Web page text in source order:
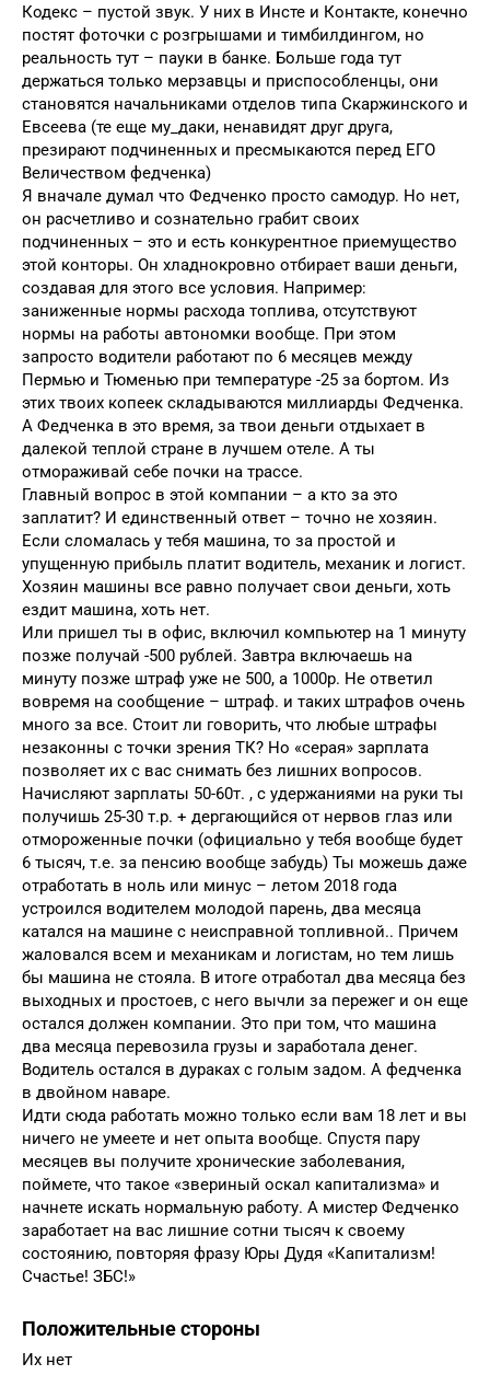
Кодекс – пустой звук. У них в Инсте и Контакте, конечно
постят фоточки с розгрышами и тимбилдингом, но
реальность тут – пауки в банке. Больше года тут
держаться только мерзавцы и приспособленцы, они
становятся начальниками отделов типа Скаржинского и
Евсеева (те еще му_даки, ненавидят друг друга,
презирают подчиненных и пресмыкаются перед ЕГО
Величеством федченка)
Я вначале думал что Федченко просто самодур. Но нет,
он расчетливо и сознательно грабит своих
подчиненных – это и есть конкурентное приемущество
этой конторы. Он хладнокровно отбирает ваши деньги,
создавая для этого все условия. Например:
заниженные нормы расхода топлива, отсутствуют
нормы на работы автономки вообще. При этом
запросто водители работают по 6 месяцев между
Пермью и Тюменью при температуре -25 за бортом. Из
этих твоих копеек складываются миллиарды Федченка.
А Федченка в это время, за твои деньги отдыхает в
далекой теплой стране в лучшем отеле. А ты
отмораживай себе почки на трассе.
Главный вопрос в этой компании – а кто за это
заплатит? И единственный ответ – точно не хозяин.
Если сломалась у тебя машина, то за простой и
упущенную прибыль платит водитель, механик и логист.
Хозяин машины все равно получает свои деньги, хоть
ездит машина, хоть нет.
Или пришел ты в офис, включил компьютер на 1 минуту
позже получай -500 рублей. Завтра включаешь на
минуту позже штраф уже не 500, а 1000р. Не ответил
вовремя на сообщение – штраф. и таких штрафов очень
много за все. Стоит ли говорить, что любые штрафы
незаконны с точки зрения ТК? Но «серая» зарплата
позволяет их с вас снимать без лишних вопросов.
Начисляют зарплаты 50-60т. , с удержаниями на руки ты
получишь 25-30 т.р. + дергающийся от нервов глаз или
отмороженные почки (официально у тебя вообще будет
6 тысяч, т.е. за пенсию вообще забудь) Ты можешь даже
отработать в ноль или минус – летом 2018 года
устроился водителем молодой парень, два месяца
катался на машине с неисправной топливной.. Причем
жаловался всем и механикам и логистам, но тем лишь
бы машина не стояла. В итоге отработал два месяца без
выходных и простоев, с него вычли за пережег и он еще
остался должен компании. Это при том, что машина
два месяца перевозила грузы и заработала денег.
Водитель остался в дураках с голым задом. А федченка
в двойном наваре.
Идти сюда работать можно только если вам 18 лет и вы
ничего не умеете и нет опыта вообще. Спустя пару
месяцев вы получите хронические заболевания,
поймете, что такое «звериный оскал капитализма» и
начнете искать нормальную работу. А мистер Федченко
заработает на вас лишние сотни тысяч к своему
состоянию, повторяя фразу Юры Дудя «Капитализм!
Счастье! ЗБС!»
Положительные стороны
Их нет